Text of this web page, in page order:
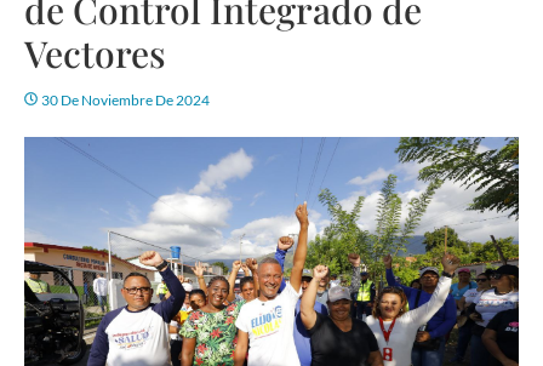
de Control Integrado de
Vectores
30 De Noviembre De 2024